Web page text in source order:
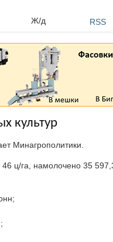
Ж/д RSS
культур
Минагрополитики.
ц/га, намолочено 35